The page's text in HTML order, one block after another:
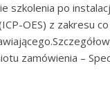
szkolenia po
OES) z zakresu
zamówienia –